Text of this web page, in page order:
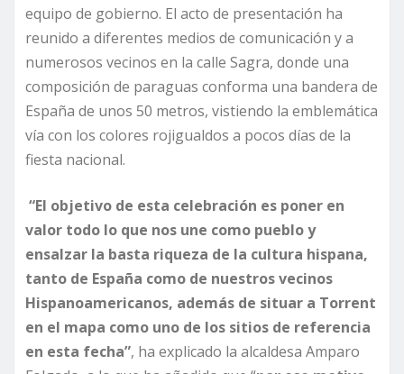
equipo de gobierno. El acto de presentación ha
reunido a diferentes medios de comunicación y a
numerosos vecinos en la calle Sagra, donde una
composición de paraguas conforma una bandera de
España de unos 50 metros, vistiendo la emblemática
vía con los colores rojigualdos a pocos días de la
fiesta nacional.
“El objetivo de esta celebración es poner en
valor todo lo que nos une como pueblo y
ensalzar la basta riqueza de la cultura hispana,
tanto de España como de nuestros vecinos
Hispanoamericanos, además de situar a Torrent
en el mapa como uno de los sitios de referencia
en esta fecha”, ha explicado la alcaldesa Amparo